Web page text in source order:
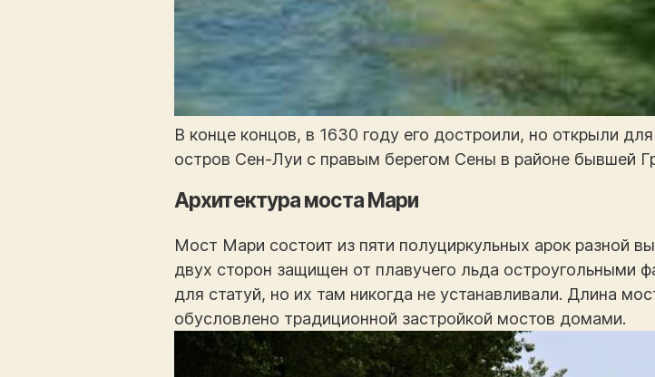
В конце концов, в 1630 году его достроили, но открыли
остров Сен-Луи с правым берегом Сены в районе бывшей
Архитектура моста Мари
Мост Мари состоит из пяти полуциркульных арок разной
двух сторон защищен от плавучего льда остроугольными
для статуй, но их там никогда не устанавливали. Длина
обусловлено традиционной застройкой мостов домами.